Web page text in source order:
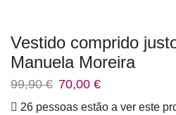
Vestido comprido
Manuela Moreira
99,90€ 70,00 €
26 pessoas estão a ver este